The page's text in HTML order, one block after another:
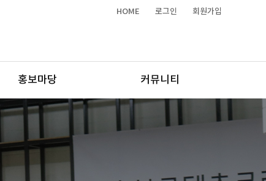
HOME 로그인 회원가입
홍보마당 커뮤니티